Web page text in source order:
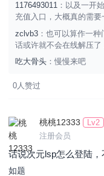
1176493011 ：以及一开
充值入口，大概真的需
zclvb3 ：也可以算作一
话或许就不会在线解压了
吃大骨头 ：慢慢来吧
0人赞过
桃桃12333
Lv2
注册会员
话说次元lsp怎么登陆，
如题